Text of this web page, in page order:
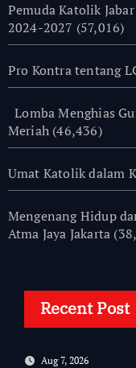
Pemuda Katolik
2024-2027 (57,016)
Pro Kontra tentang
Lomba Menghias
Meriah (46,436)
Umat Katolik dalam
Mengenang Hidup
Atma Jaya Jakarta
Recent Post
Aug 7, 2026